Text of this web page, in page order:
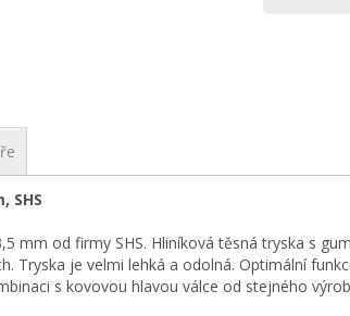
SHS
mm od firmy SHS. Hliníková těsná tryska s
Tryska je velmi lehká a odolná. Optimální
s kovovou hlavou válce od stejného